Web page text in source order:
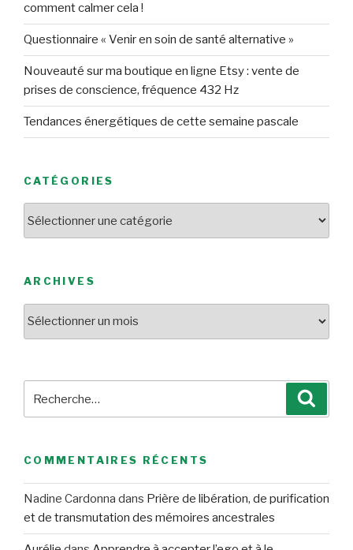
comment calmer cela !
Questionnaire « Venir en soin de santé alternative »
Nouveauté sur ma boutique en ligne Etsy : vente de
prises de conscience, fréquence 432 Hz
Tendances énergétiques de cette semaine pascale
CATÉGORIES
ARCHIVES
COMMENTAIRES RÉCENTS
Nadine Cardonna dans Prière de libération, de purification
et de transmutation des mémoires ancestrales